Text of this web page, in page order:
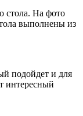
стола. На фото
выполнены из
подойдет и для
интересный